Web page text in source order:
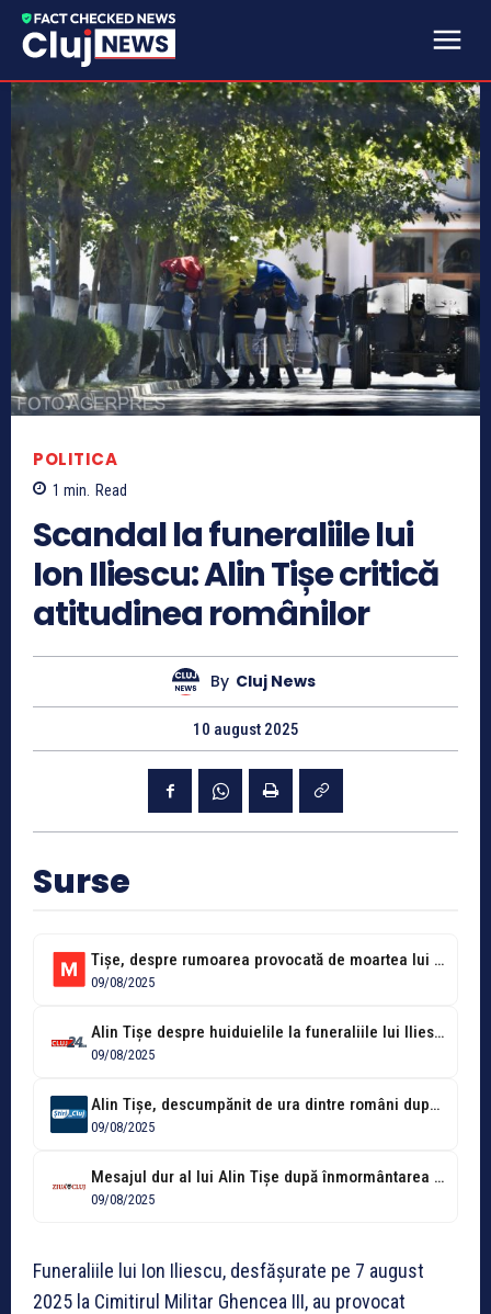
POLITICA
1 min. Read
Scandal la funeraliile lui
Ion Iliescu: Alin Tișe critică
atitudinea românilor
By Cluj News
10 august 2025
Surse
Tișe, despre rumoarea provocată de moartea lui Iliescu: „Am picat încă un...
09/08/2025
Alin Tișe despre huiduielile la funeraliile lui Iliescu: Am pierdut demnitatea
09/08/2025
Alin Tișe, descumpănit de ura dintre români după moartea lui Ion Iliescu....
09/08/2025
Mesajul dur al lui Alin Tișe după înmormântarea lui Ion Iliescu: „România,...
09/08/2025
Funeraliile lui Ion Iliescu, desfășurate pe 7 august
2025 la Cimitirul Militar Ghencea III, au provocat